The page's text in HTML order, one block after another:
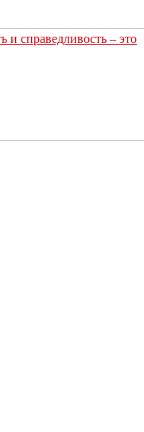
и справедливость – это